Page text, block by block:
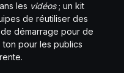
les vidéos; un kit
de réutiliser des
démarrage pour de
pour les publics